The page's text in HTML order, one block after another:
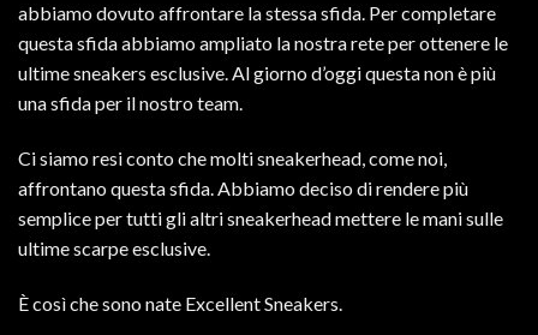
abbiamo dovuto affrontare la stessa sfida. Per completare
questa sfida abbiamo ampliato la nostra rete per ottenere le
ultime sneakers esclusive. Al giorno d’oggi questa non è più
una sfida per il nostro team.
Ci siamo resi conto che molti sneakerhead, come noi,
affrontano questa sfida. Abbiamo deciso di rendere più
semplice per tutti gli altri sneakerhead mettere le mani sulle
ultime scarpe esclusive.
È così che sono nate Excellent Sneakers.